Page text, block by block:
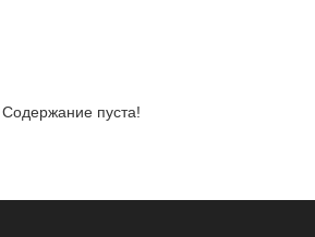
Содержание пуста!